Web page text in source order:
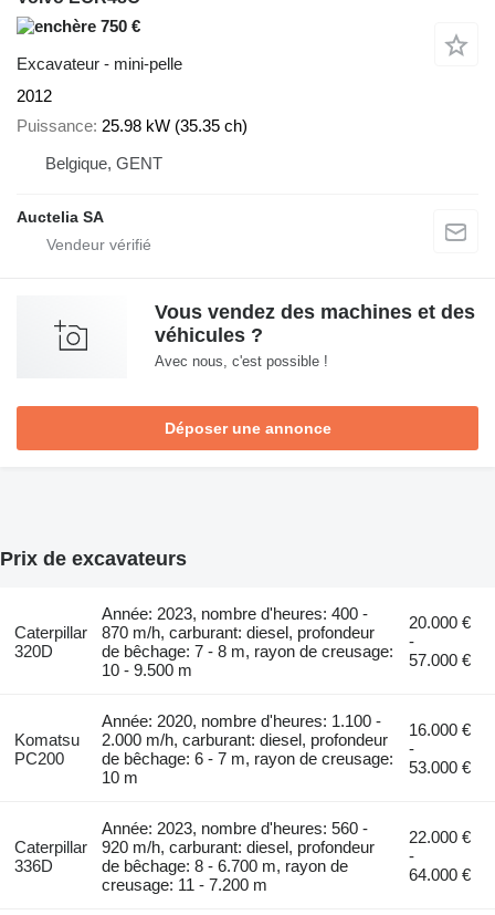
750 €
Excavateur - mini-pelle
2012
Puissance 25.98 kW (35.35 ch)
Belgique, GENT
Auctelia SA
Vous vendez des machines et des
véhicules ?
Avec nous, c'est possible !
Déposer une annonce
Prix de excavateurs
Caterpillar
320D
Année: 2023, nombre d'heures: 400 -
870 m/h, carburant: diesel, profondeur
de bêchage: 7 - 8 m, rayon de creusage:
10 - 9.500 m
20.000 €
-
57.000 €
Komatsu
PC200
Année: 2020, nombre d'heures: 1.100 -
2.000 m/h, carburant: diesel, profondeur
de bêchage: 6 - 7 m, rayon de creusage:
10 m
16.000 €
-
53.000 €
Caterpillar
336D
Année: 2023, nombre d'heures: 560 -
920 m/h, carburant: diesel, profondeur
de bêchage: 8 - 6.700 m, rayon de
creusage: 11 - 7.200 m
22.000 €
-
64.000 €